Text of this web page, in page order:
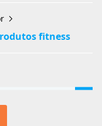
fitness